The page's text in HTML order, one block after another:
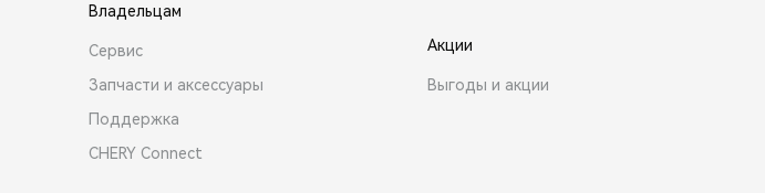
Владельцам
Сервис
Запчасти и аксессуары
Поддержка
CHERY Connect
Акции
Выгоды и акции